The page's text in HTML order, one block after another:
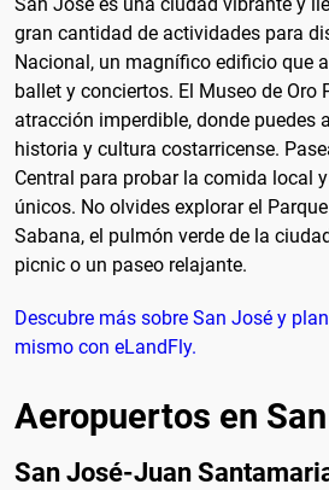
San José es una ciudad vibrante y
gran cantidad de actividades para
Nacional, un magnífico edificio que
ballet y conciertos. El Museo de Oro
atracción imperdible, donde puedes
historia y cultura costarricense.
Central para probar la comida local
únicos. No olvides explorar el
Sabana, el pulmón verde de la
picnic o un paseo relajante.
Descubre más sobre San José y
mismo con eLandFly.
Aeropuertos en
San José-Juan